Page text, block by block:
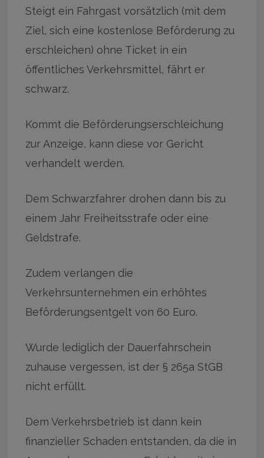
Steigt ein Fahrgast vorsätzlich (mit dem
Ziel, sich eine kostenlose Beförderung zu
erschleichen) ohne Ticket in ein
öffentliches Verkehrsmittel, fährt er
schwarz.
Kommt die Beförderungserschleichung
zur Anzeige, kann diese vor Gericht
verhandelt werden.
Dem Schwarzfahrer drohen dann bis zu
einem Jahr Freiheitsstrafe oder eine
Geldstrafe.
Zudem verlangen die
Verkehrsunternehmen ein erhöhtes
Beförderungsentgelt von 60 Euro.
Wurde lediglich der Dauerfahrschein
zuhause vergessen, ist der § 265a StGB
nicht erfüllt.
Dem Verkehrsbetrieb ist dann kein
finanzieller Schaden entstanden, da die in